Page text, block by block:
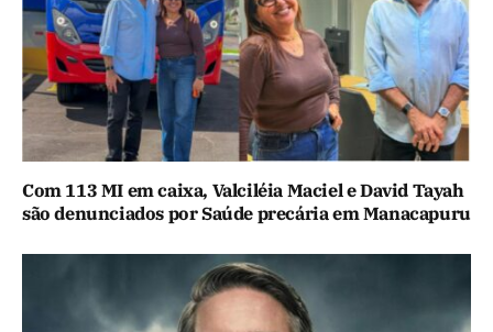
Com 113 MI em caixa, Valciléia Maciel e David Tayah
são denunciados por Saúde precária em Manacapuru